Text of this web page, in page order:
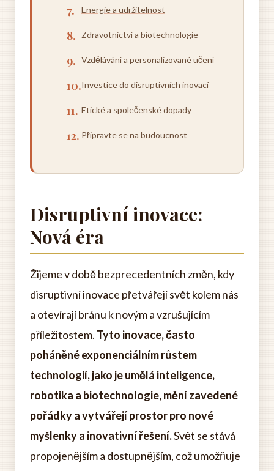
Energie a udržitelnost
Zdravotnictví a biotechnologie
Vzdělávání a personalizované učení
Investice do disruptivních inovací
Etické a společenské dopady
Připravte se na budoucnost
Disruptivní inovace:
Nová éra
Žijeme v době bezprecedentních změn, kdy
disruptivní inovace přetvářejí svět kolem nás
a otevírají bránu k novým a vzrušujícím
příležitostem. Tyto inovace, často
poháněné exponenciálním růstem
technologií, jako je umělá inteligence,
robotika a biotechnologie, mění zavedené
pořádky a vytvářejí prostor pro nové
myšlenky a inovativní řešení.Svět se stává
propojenějším a dostupnějším, což umožňuje